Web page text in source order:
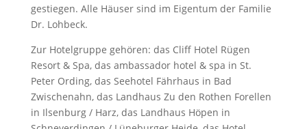
gestiegen. Alle Häuser sind im Eigentum der Familie
Dr. Lohbeck.
Zur Hotelgruppe gehören: das Cliff Hotel Rügen
Resort & Spa, das ambassador hotel & spa in St.
Peter Ording, das Seehotel Fährhaus in Bad
Zwischenahn, das Landhaus Zu den Rothen Forellen
in Ilsenburg / Harz, das Landhaus Höpen in